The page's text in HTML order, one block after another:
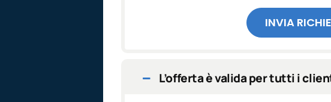
INVIA
L’offerta è valida per tutti i